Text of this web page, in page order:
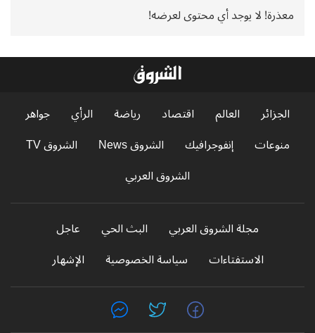
معذرة! لا يوجد أي محتوى لعرضه!
الجزائر العالم اقتصاد رياضة الرأي
جواهر
منوعات
إنفوجرافيك الشروق News
الشروق TV
الشروق العربي
مجلة الشروق العربي البث الحي
عاجل
الاستفتاءات
سياسة الخصوصية الإشهار